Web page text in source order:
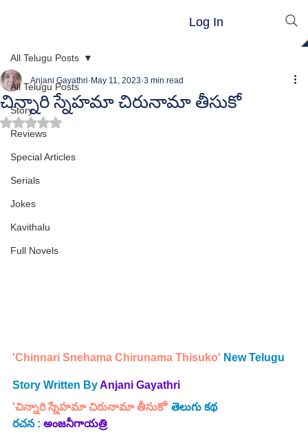
Log In
All Telugu Posts
Story
Reviews
Special Articles
Serials
Jokes
Kavithalu
Full Novels
All Telugu Posts
చిన్నారి స్నేహమా చిరునామా తీసుకో
Anjani Gayathri May 11, 2023 3 min read
Rated NaN out of 5 stars.
'Chinnari Snehama Chirunama Thisuko' New Telugu
Story Written ByAnjani Gayathri
'చిన్నారి స్నేహమా చిరునామా తీసుకో' తెలుగు కథ
రచన : అంజనీగాయత్రి